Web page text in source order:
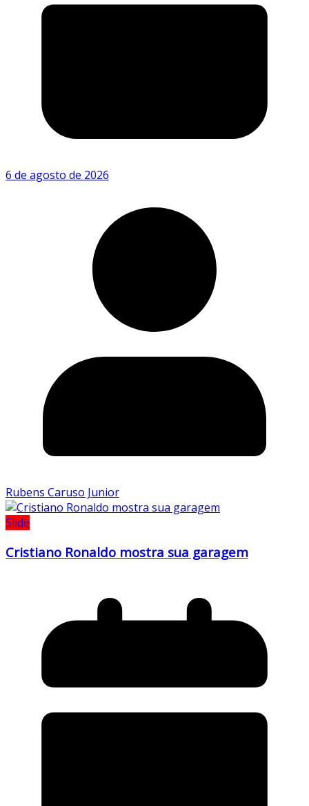
6 de agosto de 2026
Rubens Caruso Junior
Slide
Cristiano Ronaldo mostra sua garagem